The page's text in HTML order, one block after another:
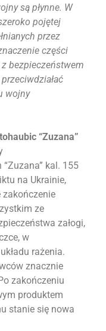
są płynne. W
pojętej
przez
części
bezpieczeństwem
wojny
“Zuzana”
kal. 155
na Ukrainie,
zakończenie
ze
załogi,
w
rażenia.
znacznie
zakończeniu
produktem
stanie się nowa